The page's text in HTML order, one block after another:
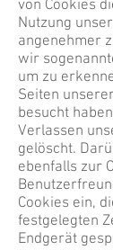
von Cookies
Nutzung
angenehmer
wir
um zu
Seiten
besucht
Verlassen
gelöscht.
ebenfalls zur
Cookies ein,
festgelegten
Endgerät